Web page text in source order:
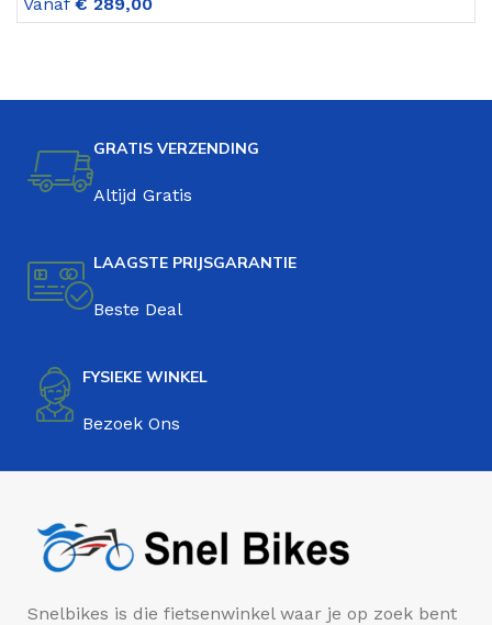
GRATIS VERZENDING
Altijd Gratis
LAAGSTE PRIJSGARANTIE
Beste Deal
FYSIEKE WINKEL
Bezoek Ons
Snelbikes is die fietsenwinkel waar je op zoek bent